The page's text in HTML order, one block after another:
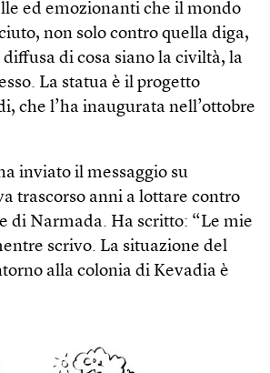
ed emozionanti che il mondo
non solo contro quella diga,
di cosa siano la civiltà, la
La statua è il progetto
che l’ha inaugurata nell’ottobre
inviato il messaggio su
trascorso anni a lottare contro
di Narmada. Ha scritto: “Le mie
scrivo. La situazione del
alla colonia di Kevadia è